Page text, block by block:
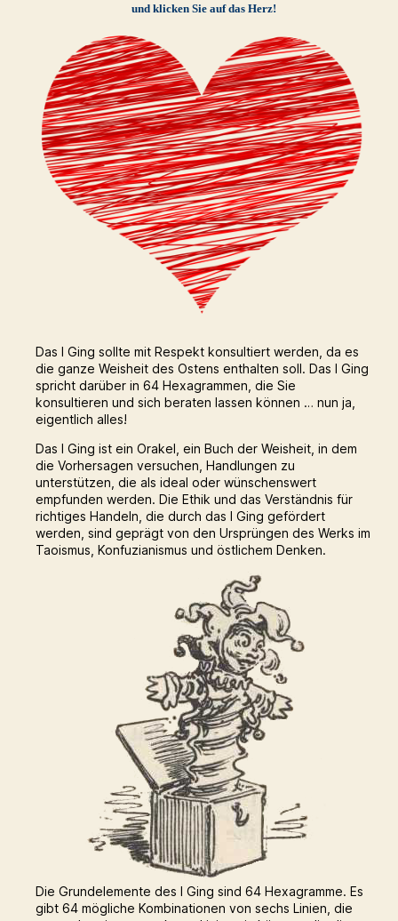
und klicken Sie auf das Herz!
Das I Ging sollte mit Respekt konsultiert werden, da es
die ganze Weisheit des Ostens enthalten soll. Das I Ging
spricht darüber in 64 Hexagrammen, die Sie
konsultieren und sich beraten lassen können … nun ja,
eigentlich alles!
Das I Ging ist ein Orakel, ein Buch der Weisheit, in dem
die Vorhersagen versuchen, Handlungen zu
unterstützen, die als ideal oder wünschenswert
empfunden werden. Die Ethik und das Verständnis für
richtiges Handeln, die durch das I Ging gefördert
werden, sind geprägt von den Ursprüngen des Werks im
Taoismus, Konfuzianismus und östlichem Denken.
Die Grundelemente des I Ging sind 64 Hexagramme. Es
gibt 64 mögliche Kombinationen von sechs Linien, die